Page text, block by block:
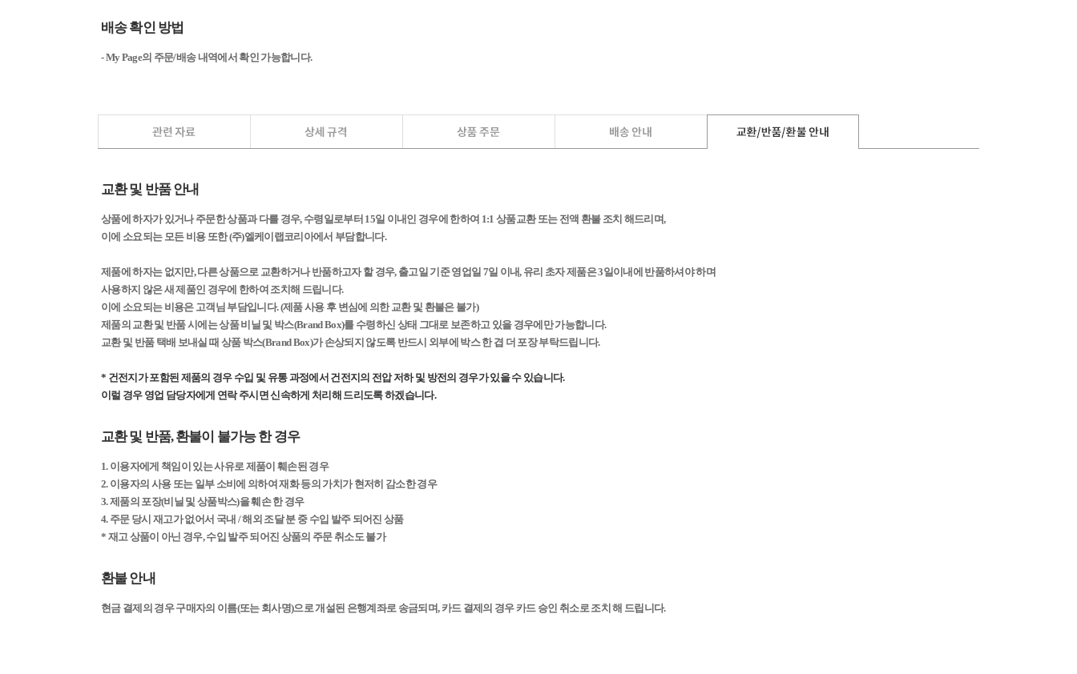
배송 확인 방법
- My Page의 주문/배송 내역에서 확인 가능합니다.
교환 및 반품 안내
상품에 하자가 있거나 주문한 상품과 다를 경우, 수령일로부터 15일 이내인 경우에 한하여 1:1 상품교환 또는 전액 환불 조치 해드리며,
이에 소요되는 모든 비용 또한 (주)엘케이랩코리아에서 부담합니다.
제품에 하자는 없지만, 다른 상품으로 교환하거나 반품하고자 할 경우, 출고일 기준 영업일 7일 이내, 유리 초자 제품은 3일이내에 반품하셔야 하며
사용하지 않은 새 제품인 경우에 한하여 조치해 드립니다.
이에 소요되는 비용은 고객님 부담입니다. (제품 사용 후 변심에 의한 교환 및 환불은 불가)
제품의 교환 및 반품 시에는 상품 비닐 및 박스(Brand Box)를 수령하신 상태 그대로 보존하고 있을 경우에만 가능합니다.
교환 및 반품 택배 보내실 때 상품 박스(Brand Box)가 손상되지 않도록 반드시 외부에 박스 한 겹 더 포장 부탁드립니다.
* 건전지가 포함된 제품의 경우 수입 및 유통 과정에서 건전지의 전압 저하 및 방전의 경우가 있을 수 있습니다.
이럴 경우 영업 담당자에게 연락 주시면 신속하게 처리해 드리도록 하겠습니다.
교환 및 반품, 환불이 불가능 한 경우
1. 이용자에게 책임이 있는 사유로 제품이 훼손된 경우
2. 이용자의 사용 또는 일부 소비에 의하여 재화 등의 가치가 현저히 감소한 경우
3. 제품의 포장(비닐 및 상품박스)을 훼손 한 경우
4. 주문 당시 재고가 없어서 국내 / 해외 조달 분 중 수입 발주 되어진 상품
* 재고 상품이 아닌 경우, 수입 발주 되어진 상품의 주문 취소도 불가
환불 안내
현금 결제의 경우 구매자의 이름(또는 회사명)으로 개설된 은행계좌로 송금되며, 카드 결제의 경우 카드 승인 취소로 조치 해 드립니다.